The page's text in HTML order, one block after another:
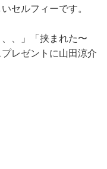
セルフィーです。
、」「挟まれた〜
レゼントに山田涼介